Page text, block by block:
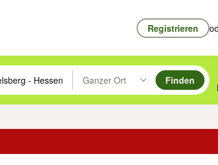
Registrieren
den Pfeiltasten nach oben/unten durchsuchen
Ort eingeben. Eingabetaste drücken um zu
Ganzer Ort
Suche im Umkreis des gewählten
Finden